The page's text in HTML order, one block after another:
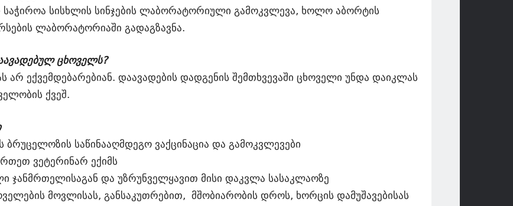
სისხლის სინჯების ლაბორატორიული გამოკვლევა, ხოლო აბორტის
ლაბორატორიაში გადაგზავნა.
ცხოველს?
ექვემდებარებიან. დაავადების დადგენის შემთხვევაში ცხოველი უნდა დაიკლას
ქვეშ.
საწინააღმდეგო ვაქცინაცია და გამოკვლევები
ვეტერინარ ექიმს
ჯანმრთელისაგან და უზრუნველყავით მისი დაკვლა სასაკლაოზე
მოვლისას, განსაკუთრებით, მშობიარობის დროს, ხორცის დამუშავებისას